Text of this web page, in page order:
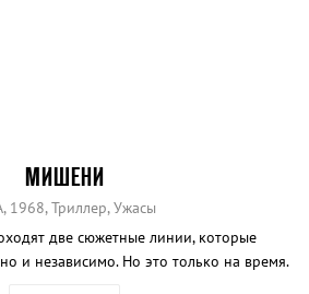
МИШЕНИ
1968, Триллер, Ужасы
две сюжетные линии, которые
и независимо. Но это только на время.